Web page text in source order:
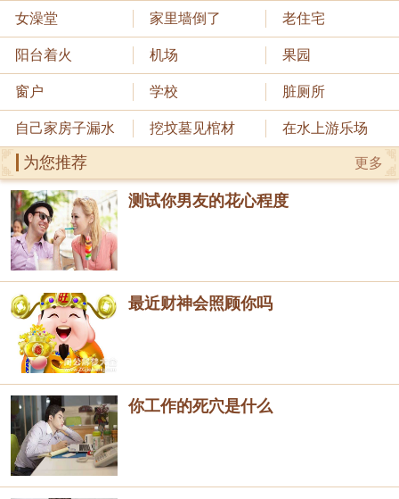
女澡堂 家里墙倒了 老住宅
阳台着火 机场 果园
窗户 学校 脏厕所
自己家房子漏水 挖坟墓见棺材 在水上游乐场
更多
为您推荐
测试你男友的花心程度
最近财神会照顾你吗
你工作的死穴是什么